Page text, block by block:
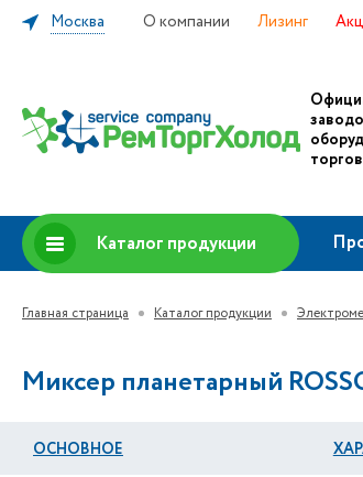
Москва О компании Лизинг
Каталог продукции
Главная страница Каталог продукции
Миксер планетарный
ОСНОВНОЕ